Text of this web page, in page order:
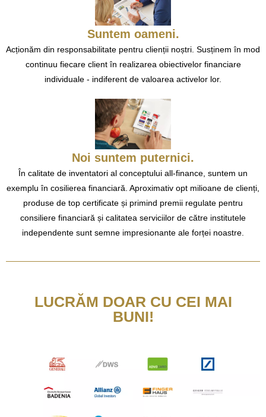
Suntem oameni.
Acționăm din responsabilitate pentru clienții noștri. Susținem în mod
continuu fiecare client în realizarea obiectivelor financiare
individuale - indiferent de valoarea activelor lor.
Noi suntem puternici.
În calitate de inventatori al conceptului all-finance, suntem un
exemplu în cosilierea financiară. Aproximativ opt milioane de clienți,
produse de top certificate și primind premii regulate pentru
consiliere financiară și calitatea serviciilor de către institutele
independente sunt semne impresionante ale forței noastre.
LUCRĂM DOAR CU CEI MAI
BUNI!